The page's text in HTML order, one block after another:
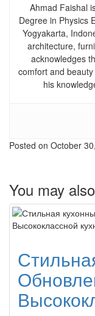
Ahmad Faishal
Degree in Physics
Yogyakarta,
architecture,
acknowledges
comfort and
his
Posted on October
You may